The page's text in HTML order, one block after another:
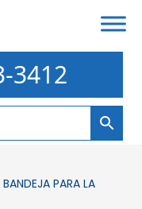
3412
PARA LA